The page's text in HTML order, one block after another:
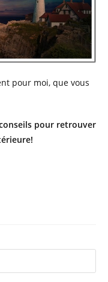
pour moi, que vous
pour retrouver